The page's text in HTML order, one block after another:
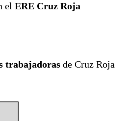
elERE Cruz Roja
trabajadoras de Cruz Roja